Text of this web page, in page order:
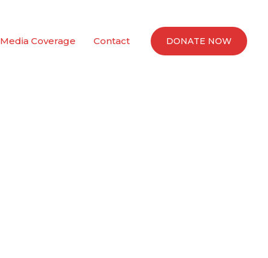
Media Coverage Contact DONATE NOW